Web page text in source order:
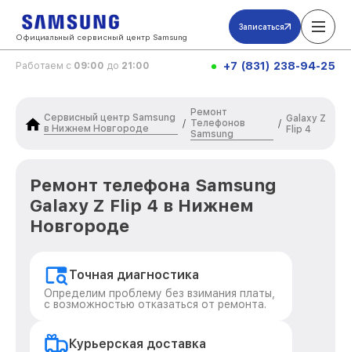
Официальный сервисный центр Samsung
Записаться
Работаем с 09:00 до 21:00 +7 (831) 238-94-25
Сервисный центр Samsung
в Нижнем Новгороде
/
Ремонт
Телефонов
Samsung
/ Galaxy Z
Flip 4
Ремонт телефона Samsung
Galaxy Z Flip 4 в Нижнем
Новгороде
Точная диагностика
Определим проблему без взимания платы,
с возможностью отказаться от ремонта.
Курьерская доставка